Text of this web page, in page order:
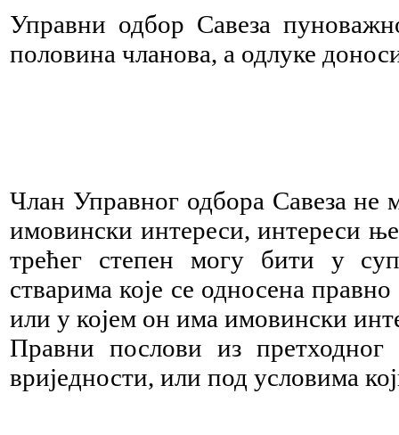
Управни одбор Савеза
половина чланова, а одлуке
Члан Управног одбора Савеза не
имовински интереси, интереси
трећег степен могу бити у
стварима које се односена
или у којем он има имовински
Правни послови из
вриједности, или под условима